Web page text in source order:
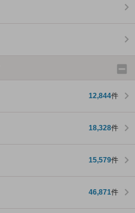
12,844件
18,328件
15,579件
46,871件